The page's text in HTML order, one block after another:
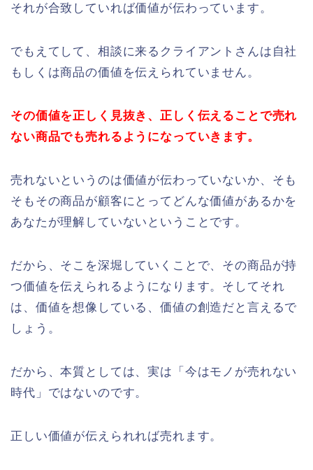
それが合致していれば価値が伝わっています。
でもえてして、相談に来るクライアントさんは自社
もしくは商品の価値を伝えられていません。
その価値を正しく見抜き、正しく伝えることで売れ
ない商品でも売れるようになっていきます。
売れないというのは価値が伝わっていないか、そも
そもその商品が顧客にとってどんな価値があるかを
あなたが理解していないということです。
だから、そこを深堀していくことで、その商品が持
つ価値を伝えられるようになります。そしてそれ
は、価値を想像している、価値の創造だと言えるで
しょう。
だから、本質としては、実は「今はモノが売れない
時代」ではないのです。
正しい価値が伝えられれば売れます。